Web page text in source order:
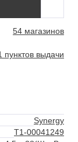
54 магазинов
пунктов выдачи
Synergy
Т1-00041249